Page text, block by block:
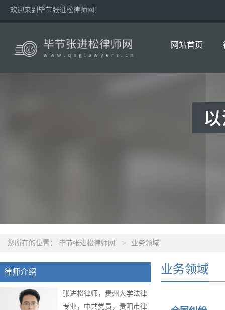
欢迎来到毕节张进松律师网！
网站首页
您所在的位置： 毕节张进松律师网 > 业务领域
律师介绍
张进松律师，贵州大学法律
专业，中共党员，贵阳市律
业务领域